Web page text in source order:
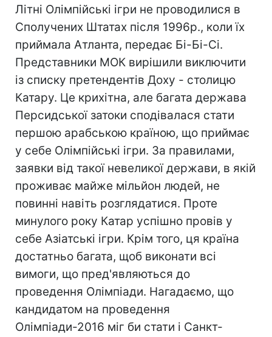
Літні Олімпійські ігри не проводилися в
Сполучених Штатах після 1996р., коли їх
приймала Атланта, передає Бі-Бі-Сі.
Представники МОК вирішили виключити
із списку претендентів Доху - столицю
Катару. Це крихітна, але багата держава
Персидської затоки сподівалася стати
першою арабською країною, що приймає
у себе Олімпійські ігри. За правилами,
заявки від такої невеликої держави, в якій
проживає майже мільйон людей, не
повинні навіть розглядатися. Проте
минулого року Катар успішно провів у
себе Азіатські ігри. Крім того, ця країна
достатньо багата, щоб виконати всі
вимоги, що пред'являються до
проведення Олімпіади. Нагадаємо, що
кандидатом на проведення
Олімпіади-2016 міг би стати і Санкт-